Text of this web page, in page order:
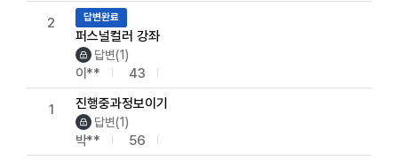
2 답변완료
퍼스널컬러 강좌
답변(1)
이** 43
1 진행중과정보이기
답변(1)
박** 56